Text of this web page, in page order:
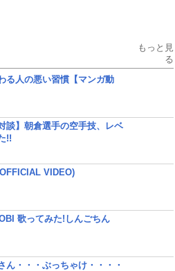
もっと見
る
る人の悪い習慣【マンガ動
談】朝倉選手の空手技、レベ
!!
VIDEO)
歌ってみた!しんごちん
ん・・・ぶっちゃけ・・・・